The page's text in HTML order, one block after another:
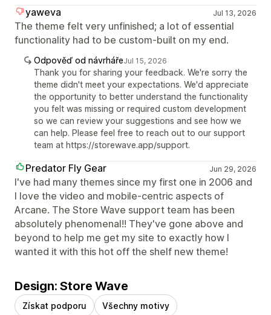
yaweva Jul 13, 2026
The theme felt very unfinished; a lot of essential
functionality had to be custom-built on my end.
Odpověď od návrhářeJul 15, 2026
Thank you for sharing your feedback. We're sorry the
theme didn't meet your expectations. We'd appreciate
the opportunity to better understand the functionality
you felt was missing or required custom development
so we can review your suggestions and see how we
can help. Please feel free to reach out to our support
team at https://storewave.app/support.
Predator Fly Gear Jun 29, 2026
I've had many themes since my first one in 2006 and
I love the video and mobile-centric aspects of
Arcane. The Store Wave support team has been
absolutely phenomenal!! They've gone above and
beyond to help me get my site to exactly how I
wanted it with this hot off the shelf new theme!
Design: Store Wave
Získat podporu Všechny motivy